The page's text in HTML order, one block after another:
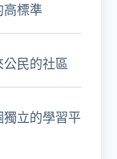
高標準
民的社區
立的學習平